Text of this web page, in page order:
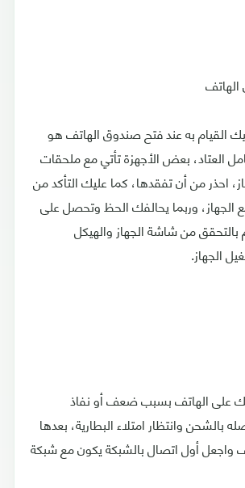
القيام به عند فتح صندوق الهاتف هو
العتاد، بعض الأجهزة تأتي مع ملحقات
احذر من أن تفقدها، كما عليك التأكد من
الجهاز، وربما يحالفك الحظ وتحصل على
من شاشة الجهاز والهيكل
الجهاز.
على الهاتف بسبب ضعف أو نفاذ
بالشحن وانتظار امتلاء البطارية، بعدها
واجعل أول اتصال بالشبكة يكون مع شبكة